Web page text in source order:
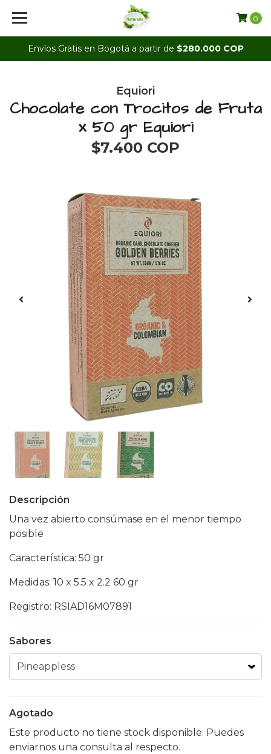
Envíos Gratis en Bogotá a partir de $280.000 COP
0
Equiori
Chocolate con Trocitos de Fruta
x 50 gr Equiori
$7.400 COP
Descripción
Una vez abierto consúmase en el menor tiempo
posible
Característica: 50 gr
Medidas: 10 x 5.5 x 2.2 60 gr
Registro: RSIAD16M07891
Sabores
Agotado
Este producto no tiene stock disponible. Puedes
enviarnos una consulta al respecto.